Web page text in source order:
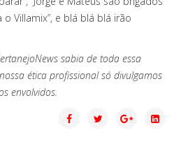
o Villamix”, e blá blá blá irão
sabia de toda essa
ética profissional só divulgamos
envolvidos.